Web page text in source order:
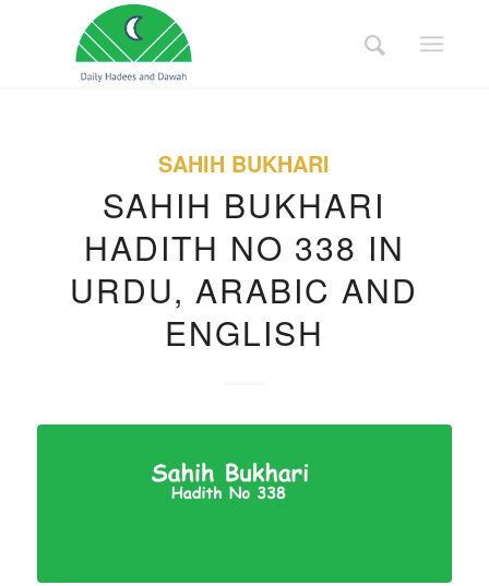
SAHIH BUKHARI
SAHIH BUKHARI
HADITH NO 338 IN
URDU, ARABIC AND
ENGLISH